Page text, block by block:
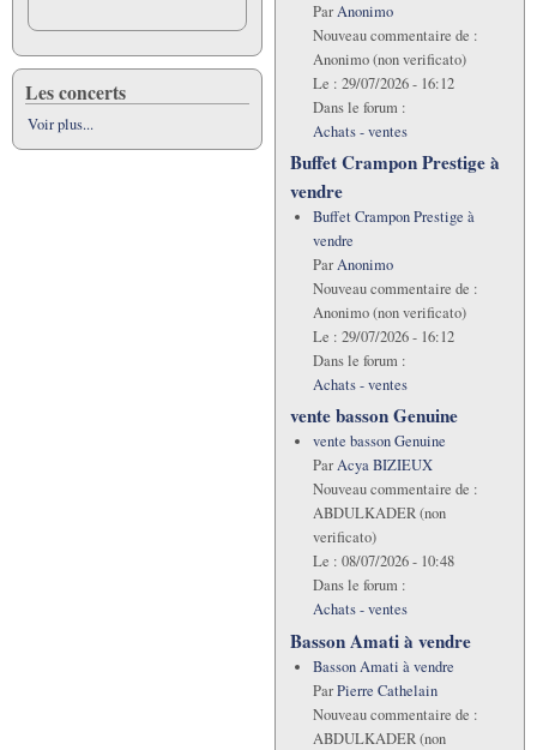
Les concerts
Voir plus...
ParAnonimo
Nouveau commentaire de :
Anonimo (non verificato)
Le : 29/07/2026 - 16:12
Dans le forum :
Achats - ventes
Buffet Crampon Prestige à
vendre
Buffet Crampon Prestige à
vendre
ParAnonimo
Nouveau commentaire de :
Anonimo (non verificato)
Le : 29/07/2026 - 16:12
Dans le forum :
Achats - ventes
vente basson Genuine
vente basson Genuine
ParAcya BIZIEUX
Nouveau commentaire de :
ABDULKADER (non
verificato)
Le : 08/07/2026 - 10:48
Dans le forum :
Achats - ventes
Basson Amati à vendre
Basson Amati à vendre
ParPierre Cathelain
Nouveau commentaire de :
ABDULKADER (non